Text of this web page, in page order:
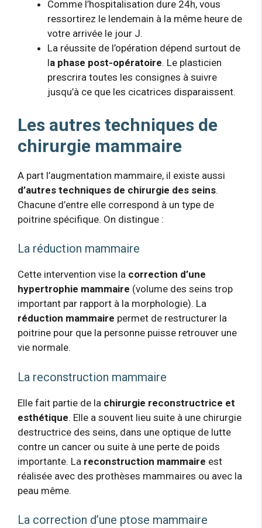
Comme l’hospitalisation dure 24h, vous
ressortirez le lendemain à la même heure de
votre arrivée le jour J.
La réussite de l’opération dépend surtout de
la phase post-opératoire. Le plasticien
prescrira toutes les consignes à suivre
jusqu’à ce que les cicatrices disparaissent.
Les autres techniques de
chirurgie mammaire
A part l’augmentation mammaire, il existe aussi
d’autres techniques de chirurgie des seins.
Chacune d’entre elle correspond à un type de
poitrine spécifique. On distingue :
La réduction mammaire
Cette intervention vise la correction d’une
hypertrophie mammaire (volume des seins trop
important par rapport à la morphologie). La
réduction mammaire permet de restructurer la
poitrine pour que la personne puisse retrouver une
vie normale.
La reconstruction mammaire
Elle fait partie de la chirurgie reconstructrice et
esthétique. Elle a souvent lieu suite à une chirurgie
destructrice des seins, dans une optique de lutte
contre un cancer ou suite à une perte de poids
importante. La reconstruction mammaire est
réalisée avec des prothèses mammaires ou avec la
peau même.
La correction d’une ptose mammaire